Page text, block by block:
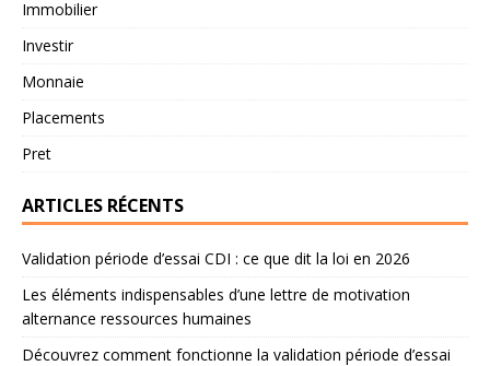
Immobilier
Investir
Monnaie
Placements
Pret
ARTICLES RÉCENTS
Validation période d’essai CDI : ce que dit la loi en 2026
Les éléments indispensables d’une lettre de motivation
alternance ressources humaines
Découvrez comment fonctionne la validation période d’essai